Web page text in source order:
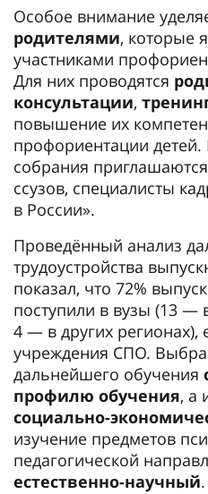
Особое внимание
родителями, которые
участниками
Для них проводятся
консультации,
повышение их
профориентации детей.
собрания
ссузов, специалисты
в России».
Проведённый анализ
трудоустройства
показал, что 72%
поступили в вузы (13 —
4 — в других
учреждения СПО.
дальнейшего обучения
профилю обучения, а
социально-
изучение предметов
педагогической
естественно-научный.